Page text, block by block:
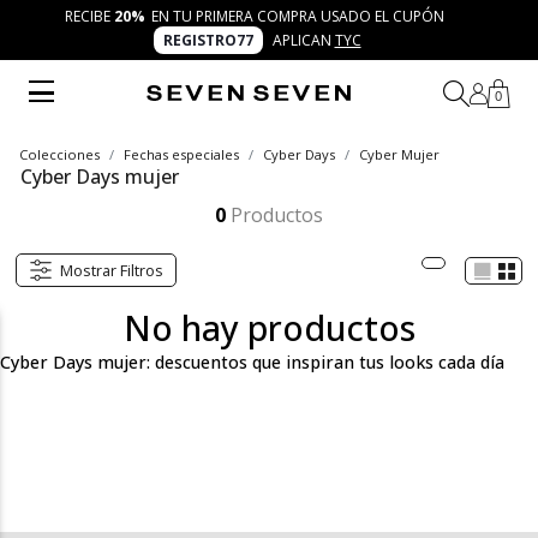
RECIBE 20% EN TU PRIMERA COMPRA USADO EL CUPÓN
REGISTRO77
APLICAN TYC
0
Colecciones Fechas especiales Cyber Days Cyber Mujer
Cyber Days mujer
0 Productos
Mostrar Filtros
No hay productos
Cyber Days mujer: descuentos que inspiran tus looks cada día
básicas hasta vestidos llamativos, chaquetas modernas y